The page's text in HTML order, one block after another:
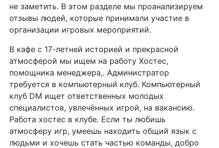
не заметить. В этом разделе мы проанализируем
отзывы людей, которые принимали участие в
организации игровых мероприятий.
В кафе с 17-летней историей и прекрасной
атмосферой мы ищем на работу Хостес,
помощника менеджера,. Администратор
требуется в компьютерный клуб. Компьютерный
клуб DM ищет ответственных молодых
специалистов, увлечённых игрой, на вакансию.
Работа хостес в клубе. Если ты любишь
атмосферу игр, умеешь находить общий язык с
людьми и хочешь стать частью команды, добро